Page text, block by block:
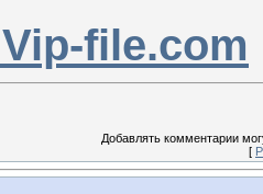
file.com
Добавлять комментарии
[